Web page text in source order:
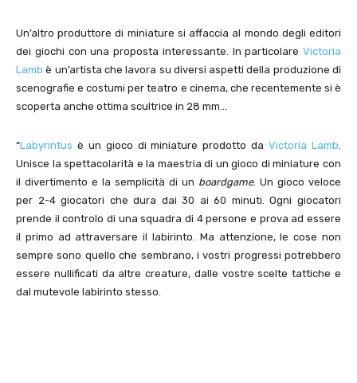
Un’altro produttore di miniature si affaccia al mondo degli editori
dei giochi con una proposta interessante. In particolare Victoria
Lamb è un’artista che lavora su diversi aspetti della produzione di
scenografie e costumi per teatro e cinema, che recentemente si è
scoperta anche ottima scultrice in 28 mm…
“Labyrintus è un gioco di miniature prodotto daVictoria Lamb.
Unisce la spettacolarità e la maestria di un gioco di miniature con
il divertimento e la semplicità di un boardgame. Un gioco veloce
per 2-4 giocatori che dura dai 30 ai 60 minuti. Ogni giocatori
prende il controlo di una squadra di 4 persone e prova ad essere
il primo ad attraversare il labirinto. Ma attenzione, le cose non
sempre sono quello che sembrano, i vostri progressi potrebbero
essere nullificati da altre creature, dalle vostre scelte tattiche e
dal mutevole labirinto stesso.